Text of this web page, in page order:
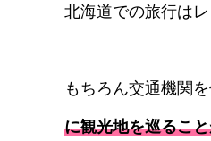
北海道での旅行は
もちろん交通機関
に観光地を巡るこ